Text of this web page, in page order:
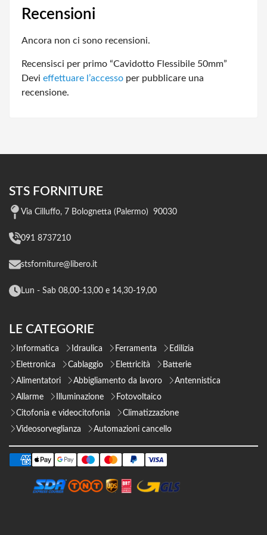
Recensioni
Ancora non ci sono recensioni.
Recensisci per primo “Cavidotto Flessibile 50mm”
Devi effettuare l’accesso per pubblicare una
recensione.
STS FORNITURE
Via Cilluffo, 7 Bolognetta (Palermo) 90030
091 8737210
stsforniture@libero.it
Lun - Sab 08,00-13,00 e 14,30-19,00
LE CATEGORIE
Informatica Idraulica Ferramenta
Edilizia
Elettronica
Cablaggio Elettricità
Batterie
Alimentatori
Abbigliamento da lavoro
Antennistica
Allarme
Illuminazione
Fotovoltaico
Citofonia e videocitofonia
Climatizzazione
Videosorveglianza
Automazioni cancello